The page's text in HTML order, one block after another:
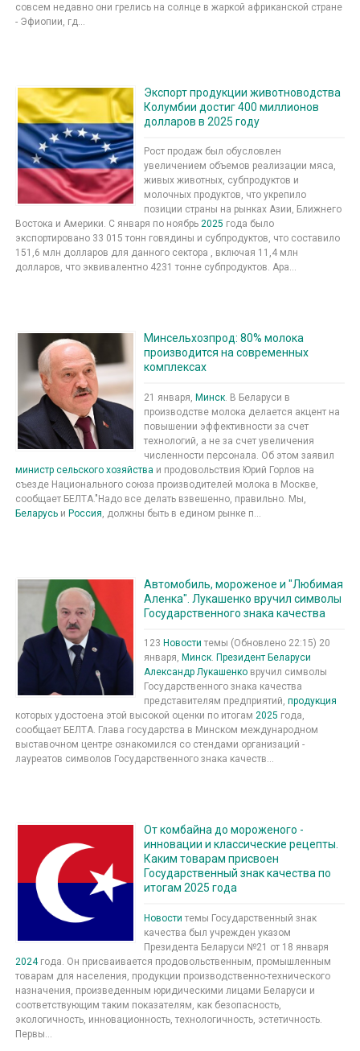
совсем недавно они грелись на солнце в жаркой африканской стране
- Эфиопии, гд...
Экспорт продукции животноводства
Колумбии достиг 400 миллионов
долларов в 2025 году
Рост продаж был обусловлен
увеличением объемов реализации мяса,
живых животных, субпродуктов и
молочных продуктов, что укрепило
позиции страны на рынках Азии, Ближнего
Востока и Америки. С января по ноябрь 2025 года было
экспортировано 33 015 тонн говядины и субпродуктов, что составило
151,6 млн долларов для данного сектора , включая 11,4 млн
долларов, что эквивалентно 4231 тонне субпродуктов. Ара...
Минсельхозпрод: 80% молока
производится на современных
комплексах
21 января, Минск . В Беларуси в
производстве молока делается акцент на
повышении эффективности за счет
технологий, а не за счет увеличения
численности персонала. Об этом заявил
министр сельского хозяйства и продовольствия Юрий Горлов на
съезде Национального союза производителей молока в Москве,
сообщает БЕЛТА."Надо все делать взвешенно, правильно. Мы,
Беларусь и Россия , должны быть в едином рынке п...
Автомобиль, мороженое и "Любимая
Аленка". Лукашенко вручил символы
Государственного знака качества
123 Новости темы (Обновлено 22:15) 20
января, Минск. Президент Беларуси
Александр Лукашенко вручил символы
Государственного знака качества
представителям предприятий, продукция
которых удостоена этой высокой оценки по итогам 2025 года,
сообщает БЕЛТА. Глава государства в Минском международном
выставочном центре ознакомился со стендами организаций -
лауреатов символов Государственного знака качеств...
От комбайна до мороженого -
инновации и классические рецепты.
Каким товарам присвоен
Государственный знак качества по
итогам 2025 года
Новости темы Государственный знак
качества был учрежден указом
Президента Беларуси №21 от 18 января
2024года. Он присваивается продовольственным, промышленным
товарам для населения, продукции производственно-технического
назначения, произведенным юридическими лицами Беларуси и
соответствующим таким показателям, как безопасность,
экологичность, инновационность, технологичность, эстетичность.
Первы...